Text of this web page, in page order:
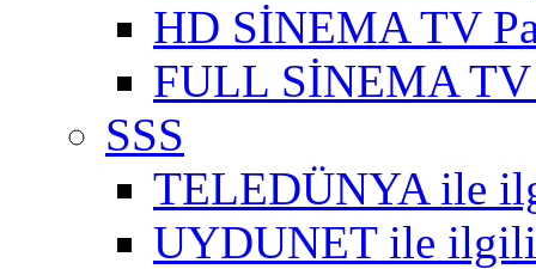
HD SİNEMA TV
FULL SİNEMA TV
SSS
TELEDÜNYA ile
UYDUNET ile ilgili